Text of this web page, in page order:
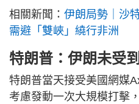
相關新聞： 伊朗局勢｜沙
需避「雙峽」繞行非洲
特朗普：伊朗未受
特朗普當天接受美國網媒
考慮發動一次大規模打擊